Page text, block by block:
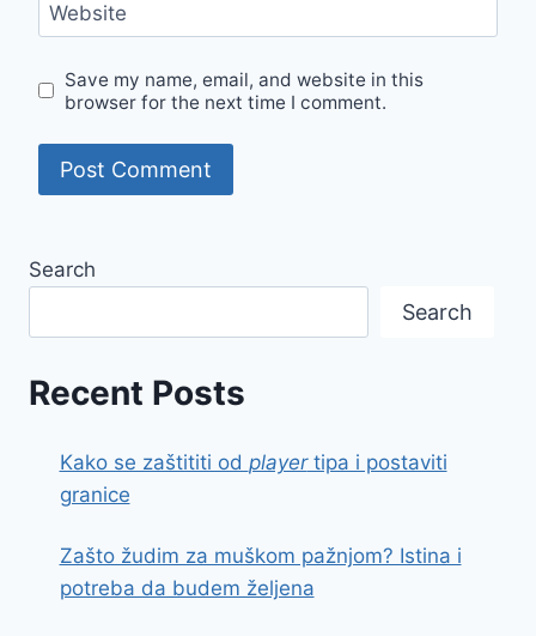
Website
Save my name, email, and website in this
browser for the next time I comment.
Search
Search
Recent Posts
Kako se zaštititi od playertipa i postaviti
granice
Zašto žudim za muškom pažnjom? Istina i
potreba da budem željena